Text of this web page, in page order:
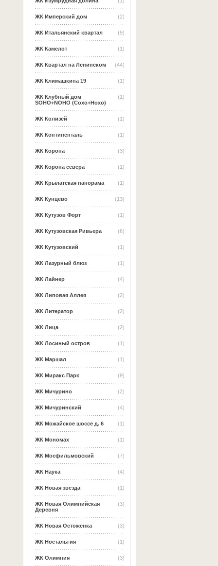
(2)
ЖК Имперский дом
(9)
ЖК Итальянский квартал
(1)
ЖК Камелот
(44)
ЖК Квартал на Ленинском
(1)
ЖК Климашкина 19
(1)
ЖК Клубный дом
SOHO+NOHO (Сохо+Нохо)
(1)
ЖК Колизей
(1)
ЖК Континенталь
(3)
ЖК Корона
(1)
ЖК Корона севера
(1)
ЖК Крылатская панорама
(13)
ЖК Кунцево
(1)
ЖК Кутузов Форт
(6)
ЖК Кутузовская Ривьера
(1)
ЖК Кутузовский
(1)
ЖК Лазурный блюз
(4)
ЖК Лайнер
(2)
ЖК Липовая Аллея
(2)
ЖК Литератор
(2)
ЖК Лица
(1)
ЖК Лосиный остров
(1)
ЖК Маршал
(9)
ЖК Миракс Парк
(2)
ЖК Мичурино
(4)
ЖК Мичуринский
(1)
ЖК Можайское шоссе д. 6
(1)
ЖК Мономах
(7)
ЖК Мосфильмовский
(4)
ЖК Наука
(1)
ЖК Новая звезда
(3)
ЖК Новая Олимпийская
Деревня
(3)
ЖК Новая Остоженка
(1)
ЖК Ностальгия
(3)
ЖК Олимпия